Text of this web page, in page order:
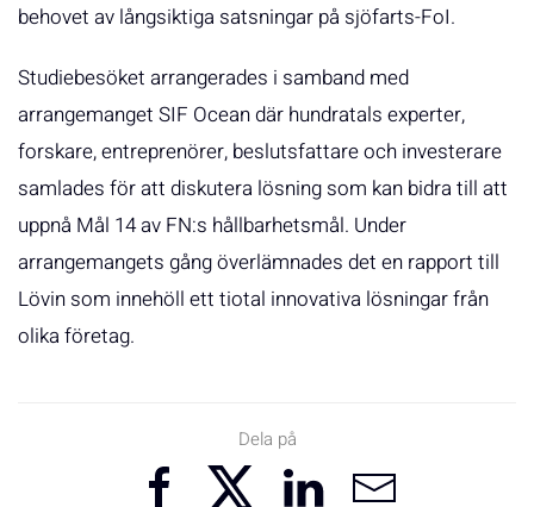
behovet av långsiktiga satsningar på sjöfarts-FoI.
Studiebesöket arrangerades i samband med
arrangemanget SIF Ocean där hundratals experter,
forskare, entreprenörer, beslutsfattare och investerare
samlades för att diskutera lösning som kan bidra till att
uppnå Mål 14 av FN:s hållbarhetsmål. Under
arrangemangets gång överlämnades det en rapport till
Lövin som innehöll ett tiotal innovativa lösningar från
olika företag.
Dela på